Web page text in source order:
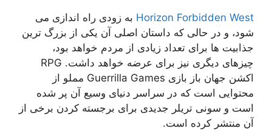
Horizon Forbidden West به زودی راه اندازی می
شود، و در حالی که داستان اصلی آن یکی از بزرگ ترین
جذابیت ها برای تعداد زیادی از مردم خواهد بود،
چیزهای دیگری نیز برای عرضه خواهد داشت. RPG
اکشن جهان باز بازی Guerrilla Games مملو از
محتوایی است که در سراسر دنیای وسیع آن پر شده
است و سونی تریلر جدیدی برای برجسته کردن برخی از
آن منتشر کرده است.